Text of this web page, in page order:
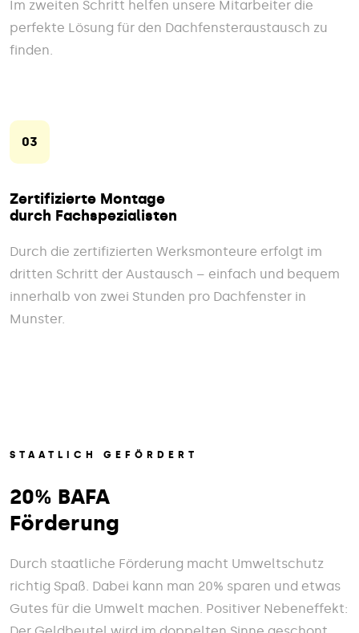
Im zweiten Schritt helfen unsere Mitarbeiter die
perfekte Lösung für den Dachfensteraustausch zu
finden.
03
Zertifizierte Montage
durch Fachspezialisten
Durch die zertifizierten Werksmonteure erfolgt im
dritten Schritt der Austausch – einfach und bequem
innerhalb von zwei Stunden pro Dachfenster in
Munster.
STAATLICH GEFÖRDERT
20% BAFA
Förderung
Durch staatliche Förderung macht Umweltschutz
richtig Spaß. Dabei kann man 20% sparen und etwas
Gutes für die Umwelt machen. Positiver Nebeneffekt: